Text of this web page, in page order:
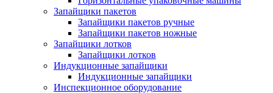
Запайщики пакетов
Запайщики пакетов ручные
Запайщики пакетов ножные
Запайщики лотков
Запайщики лотков
Индукционные запайщики
Индукционные запайщики
Инспекционное оборудование